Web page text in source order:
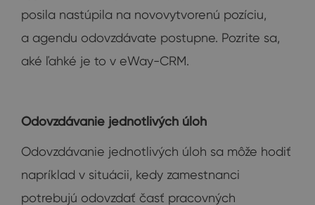
posila nastúpila na novovytvorenú pozíciu,
a agendu odovzdávate postupne. Pozrite sa,
aké ľahké je to v eWay-CRM.
Odovzdávanie jednotlivých úloh
Odovzdávanie jednotlivých úloh sa môže hodiť
napríklad v situácii, kedy zamestnanci
potrebujú odovzdať časť pracovných